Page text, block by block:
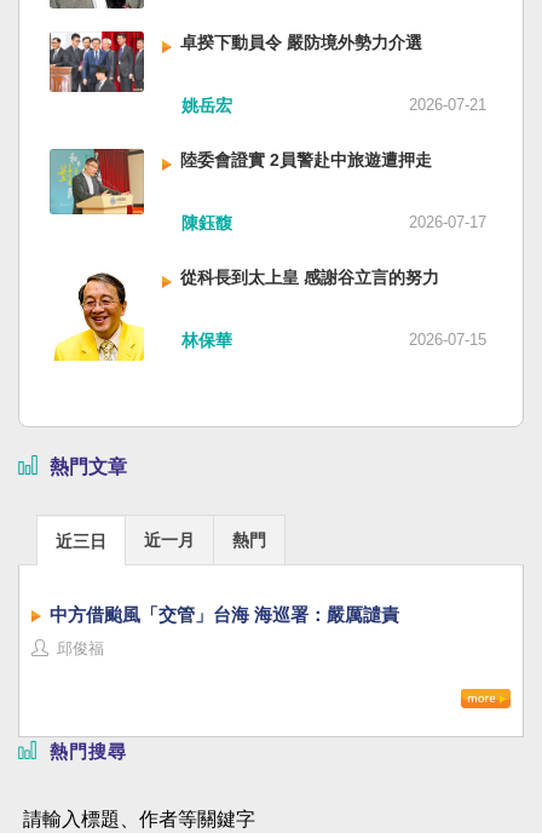
卓揆下動員令 嚴防境外勢力介選
姚岳宏 2026-07-21
陸委會證實 2員警赴中旅遊遭押走
陳鈺馥 2026-07-17
從科長到太上皇 感謝谷立言的努力
林保華 2026-07-15
熱門文章
近三日 近一月 熱門
中方借颱風「交管」台海 海巡署：嚴厲譴責
邱俊福
熱門搜尋
請輸入標題、作者等關鍵字